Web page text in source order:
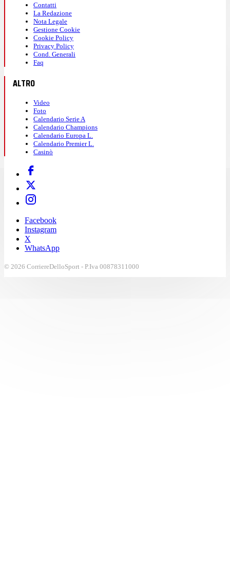
Contatti
La Redazione
Nota Legale
Gestione Cookie
Cookie Policy
Privacy Policy
Cond. Generali
Faq
ALTRO
Video
Foto
Calendario Serie A
Calendario Champions
Calendario Europa L.
Calendario Premier L.
Casinò
Facebook
Instagram
X
WhatsApp
© 2026 CorriereDelloSport - P.Iva 00878311000